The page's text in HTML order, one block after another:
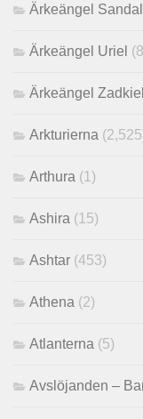
Ärkeängel
Ärkeängel Uriel
Ärkeängel Zadkiel
Arkturierna
Arthura (1)
Ashira (15)
Ashtar (453)
Athena (2)
Atlanterna (5)
Avslöjanden –